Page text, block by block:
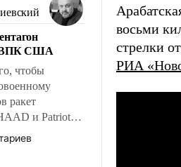
радикально
боевые
ВПК США
чтобы
ракет
и Patriot
более трех
война с
восьми
стрелки
РИА